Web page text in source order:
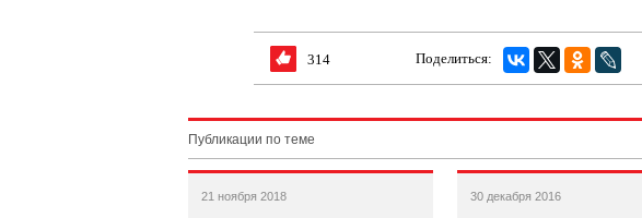
314 Поделиться:
Публикации по теме
21 ноября 2018 30 декабря 2016